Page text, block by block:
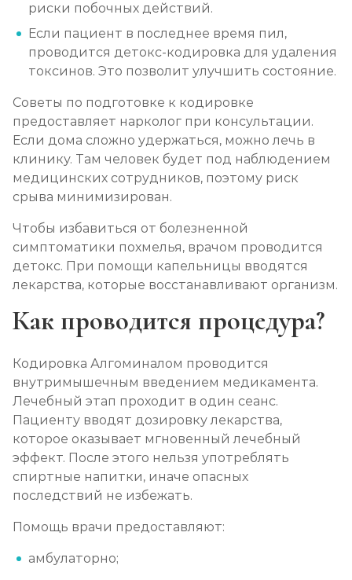
риски побочных действий.
Если пациент в последнее время пил,
проводится детокс-кодировка для удаления
токсинов. Это позволит улучшить состояние.
Советы по подготовке к кодировке
предоставляет нарколог при консультации.
Если дома сложно удержаться, можно лечь в
клинику. Там человек будет под наблюдением
медицинских сотрудников, поэтому риск
срыва минимизирован.
Чтобы избавиться от болезненной
симптоматики похмелья, врачом проводится
детокс. При помощи капельницы вводятся
лекарства, которые восстанавливают организм.
Как проводится процедура?
Кодировка Алгоминалом проводится
внутримышечным введением медикамента.
Лечебный этап проходит в один сеанс.
Пациенту вводят дозировку лекарства,
которое оказывает мгновенный лечебный
эффект. После этого нельзя употреблять
спиртные напитки, иначе опасных
последствий не избежать.
Помощь врачи предоставляют:
амбулаторно;